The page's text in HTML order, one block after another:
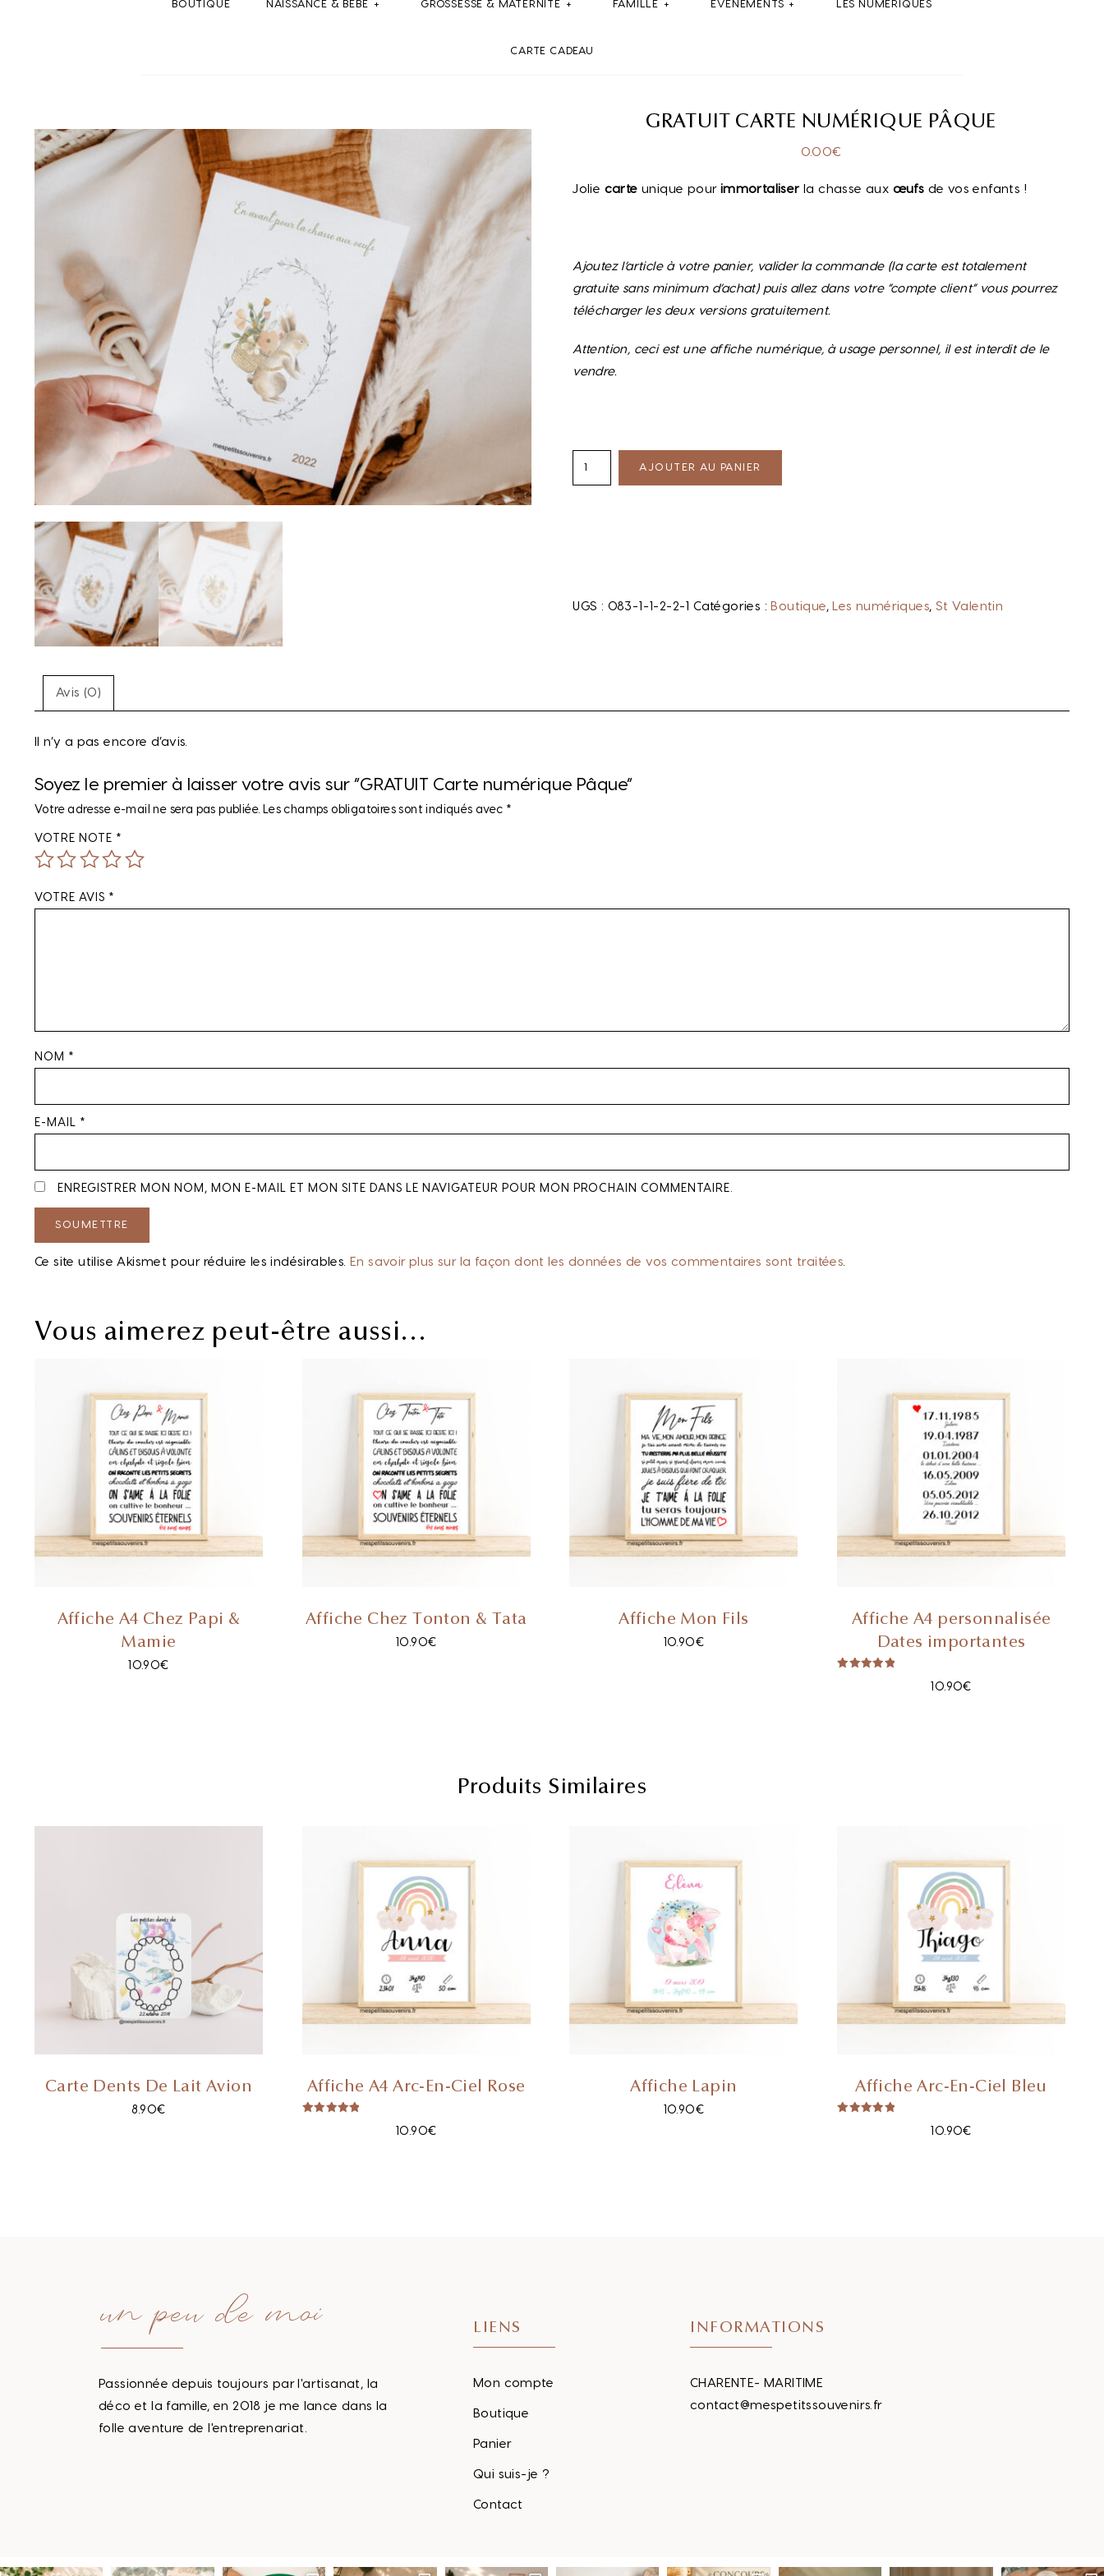
BOUTIQUE NAISSANCE & BEBE GROSSESSE & MATERNITE FAMILLE ÉVÉNEMENTS LES NUMÉRIQUES
CARTE CADEAU
GRATUIT CARTE NUMÉRIQUE PÂQUE
0.00€
Jolie carte unique pour immortaliser la chasse aux œufs de vos enfants !
Ajoutez l’article à votre panier, valider la commande (la carte est totalement
gratuite sans minimum d’achat) puis allez dans votre “compte client” vous pourrez
télécharger les deux versions gratuitement.
Attention, ceci est une affiche numérique, à usage personnel, il est interdit de le
vendre.
AJOUTER AU PANIER
UGS : 083-1-1-2-2-1 Catégories : Boutique, Les numériques, St Valentin
Avis (0)
Il n’y a pas encore d’avis.
Soyez le premier à laisser votre avis sur “GRATUIT Carte numérique Pâque”
Votre adresse e-mail ne sera pas publiée. Les champs obligatoires sont indiqués avec *
VOTRE NOTE *
VOTRE AVIS *
NOM *
E-MAIL *
ENREGISTRER MON NOM, MON E-MAIL ET MON SITE DANS LE NAVIGATEUR POUR MON PROCHAIN COMMENTAIRE.
Ce site utilise Akismet pour réduire les indésirables. En savoir plus sur la façon dont les données de vos commentaires sont traitées
Vous aimerez peut-être aussi…
Affiche A4 Chez Papi &
Mamie
10.90€
Affiche Chez Tonton & Tata
10.90€
Affiche Mon Fils
10.90€
Affiche A4 personnalisée
Dates importantes
10.90€
Produits Similaires
Carte Dents De Lait Avion
8.90€
Affiche A4 Arc-En-Ciel Rose
10.90€
Affiche Lapin
10.90€
Affiche Arc-En-Ciel Bleu
10.90€
un peu de moi
Passionnée depuis toujours par l'artisanat, la
déco et la famille, en 2018 je me lance dans la
folle aventure de l'entreprenariat.
LIENS
Mon compte
Boutique
Panier
Qui suis-je ?
Contact
INFORMATIONS
CHARENTE- MARITIME
contact@mespetitssouvenirs.fr